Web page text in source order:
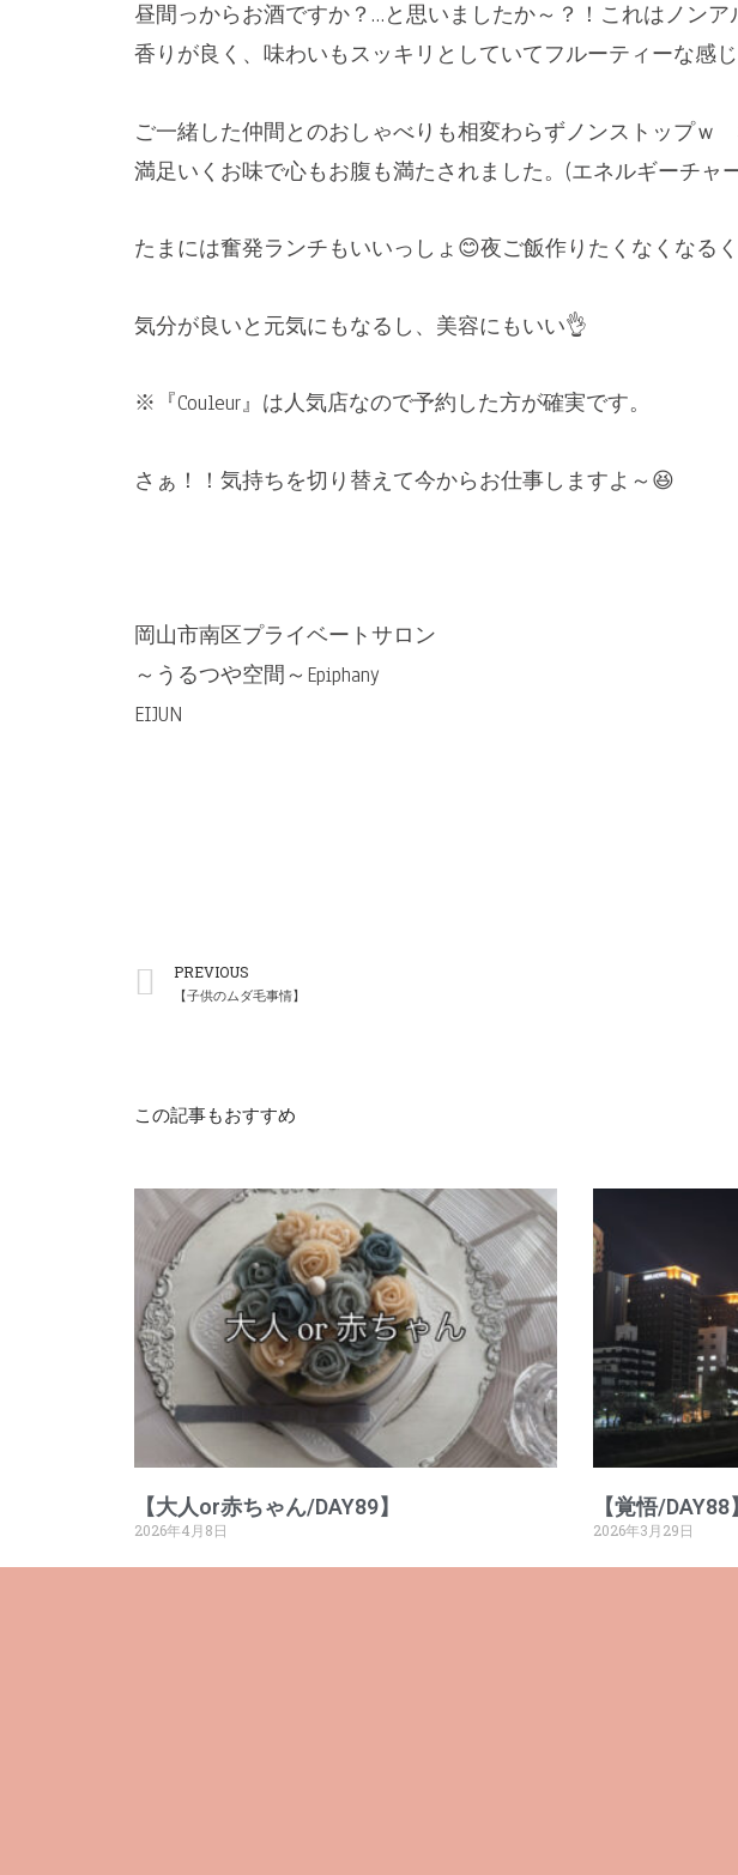
昼間っからお酒ですか？…と思いましたか～？！これはノンア
香りが良く、味わいもスッキリとしていてフルーティーな感
ご一緒した仲間とのおしゃべりも相変わらずノンストップｗ
満足いくお味で心もお腹も満たされました。(エネルギーチャ
たまには奮発ランチもいいっしょ😊夜ご飯作りたくなくなる
気分が良いと元気にもなるし、美容にもいい👌
※『Couleur』は人気店なので予約した方が確実です。
さぁ！！気持ちを切り替えて今からお仕事しますよ～😆
岡山市南区プライベートサロン
～うるつや空間～Epiphany
EIJUN
PREVIOUS
【子供のムダ毛事情】
この記事もおすすめ
【大人or赤ちゃん/DAY89】
2026年4月8日
【覚悟/DAY88】
2026年3月29日